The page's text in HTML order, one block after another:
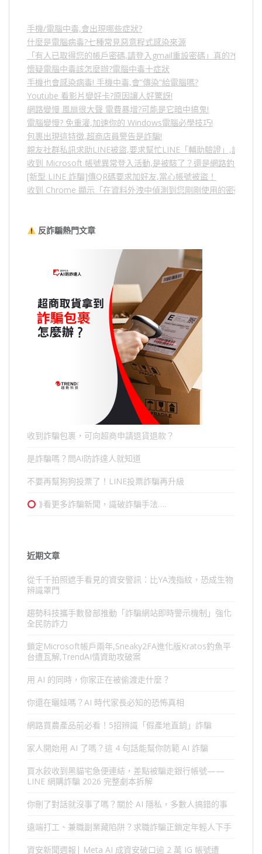
手機/電腦中毒,會出現哪些症狀?
什麼是電腦病毒?七種常見惡意程式感染來源
「有人已取得您的帳戶密碼,請登入gmail重設密碼」真的?假的?5
懷疑電腦中毒該怎麼辦?電腦中毒十症狀
手機也會感染病毒! 手機中毒,會”傳染”給電腦嗎?
Youtube 看影片變好卡?原因讓人好驚訝!
網路變慢 風扇很大聲 電費暴增?可能是它暗中搞鬼!
電腦變慢? 免重灌,加速你的 Windows電腦必學技巧!
包裹出現這特徵,超商店員警告是詐騙!
親友社群私訊求助LINE被盜,要求幫忙LINE「輔助驗證」,詐騙
收到 Microsoft 帳號異常登入活動,是被駭了？還是網路釣魚？
[新型 LINE 詐騙]傳QR碼要求加好友,當心帳號被盜！
收到 Chrome 顯示「在資料外洩中偵測到您剛剛使用的密碼」
反詐騙熱門文章
收到詐騙包裹，可向超商申請退貨退款？
是詐騙嗎？問AI防詐達人就知道
不要再幫狗狗投票了！LINE投票詐騙再升級
⟫看更多詐騙新聞，識破詐騙手法….
近期文章
從千千拍照遮手看見的資安警訊：比YA洩指紋，恐成生物
辨識罩門
趨勢科技攜手數發部推動「詐騙網站即時警示機制」強化
全民防詐力
鎖定Microsoft帳戶兩年,Sneaky2FA進化版Kratos釣魚平
台遭瓦解,TrendAI情資助攻破案
用 AI 的同時，你家正在被偷渡走什麼？
你還在曬娃嗎？AI 時代家長必知的恐怖真相
網路買農產品前必看！5招辨識「假產地直銷」詐騙
家人開始用 AI 了嗎？這 4 句話能幫你防範 AI 詐騙
買水餃收到黑貓宅急便連結，差點被騙走銀行帳號——
LINE 網購詐騙 2026 完整劇本拆解
你刪了對話就沒事了嗎？關於 AI 隱私，多數人搞錯的事
遠端打工、兼職副業藏陷阱？求職詐騙正鎖定年輕人下手
資安新聞週報| Meta AI 成資安破口逾 2 萬 IG 帳號遭